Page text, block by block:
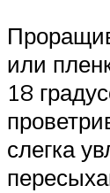
или
18
слегка